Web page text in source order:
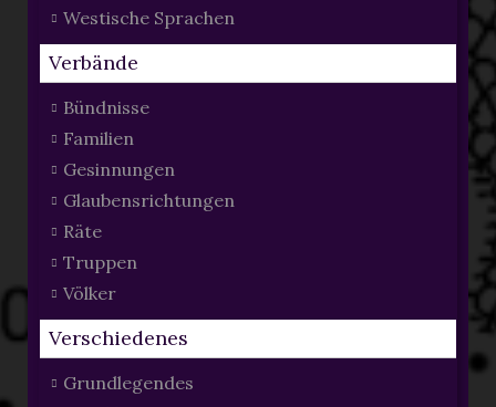
Westische Sprachen
Verbände
Bündnisse
Familien
Gesinnungen
Glaubensrichtungen
Räte
Truppen
Völker
Verschiedenes
Grundlegendes